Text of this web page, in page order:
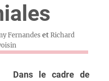
Fernandes etRichard
Dans le cadre de